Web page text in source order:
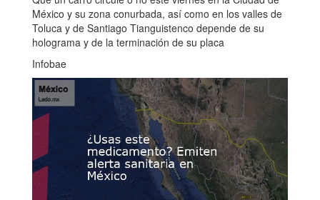
México y su zona conurbada, así como en los valles de
Toluca y de Santiago Tianguistenco depende de su
holograma y de la terminación de su placa
Infobae